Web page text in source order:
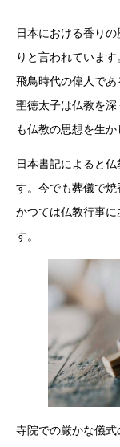
日本における香り
りと言われています
飛鳥時代の偉人であ
聖徳太子は仏教を
も仏教の思想を生か
日本書記によると
す。今でも葬儀で焼
かつては仏教行事
す。
寺院での厳かな儀